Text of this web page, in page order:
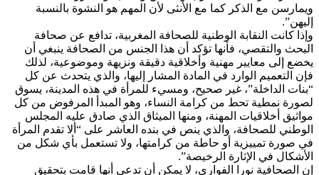
ويمارسن مع الذكر كما مع الأنثى لأن المهم هو النشوة بالنسبة
إليهن”.
وإذا كانت النقابة الوطنية للصحافة المغربية، تدافع عن صحافة
البحث والتقصي، فأنها تؤكد أن هذا الجنس من الصحافة ينبغي أن
يخضع إلى معايير مهنية وأخلاقية دقيقة ونزيهة وموضوعية، لذلك
فإن التعميم الوارد في المادة المشار إليها، والذي يتحدث عن كل
“بنات الداخلة”، غير صحيح، ومسيء للمرأة في هذه المدينة، يسوق
لصورة نمطية تحط من كرامة النساء، وهو المبدأ المرفوض من كل
مواثيق أخلاقيات المهنة، ومنها الميثاق الذي صادق عليه المجلس
الوطني للصحافة، والذي ينص في بنده العاشر على “ألا تقدم المرأة
في صورة تمييزية أو حاطة من كرامتها، ولا تستعمل بأي شكل من
الأشكال في الإثارة الرخيصة”.
إن الصحافية نورا الفواري، لا يمكن أن تدعي أنها قامت بتحقيق